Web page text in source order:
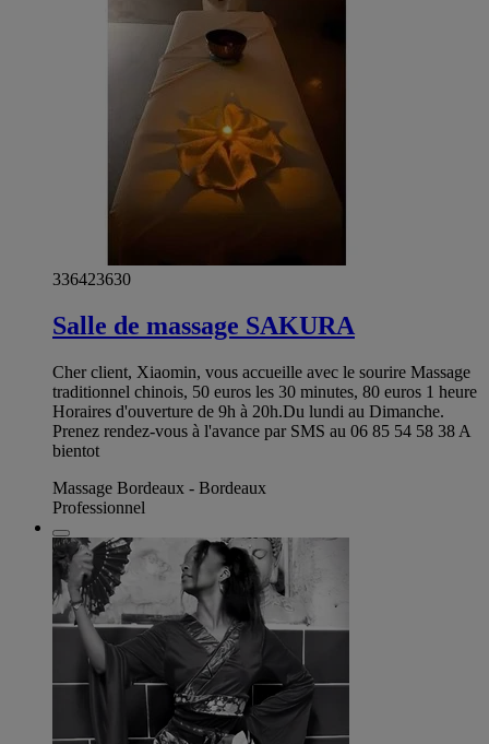
336423630
Salle de massage SAKURA
Cher client, Xiaomin, vous accueille avec le sourire Massage
traditionnel chinois, 50 euros les 30 minutes, 80 euros 1 heure
Horaires d'ouverture de 9h à 20h.Du lundi au Dimanche.
Prenez rendez-vous à l'avance par SMS au 06 85 54 58 38 A
bientot
Massage Bordeaux - Bordeaux
Professionnel